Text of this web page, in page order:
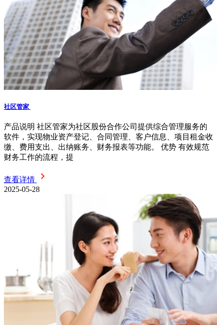
社区管家
产品说明 社区管家为社区股份合作公司提供综合管理服务的
软件，实现物业资产登记、合同管理、客户信息、项目租金收
缴、费用支出、出纳账务、财务报表等功能。 优势 有效规范
财务工作的流程，提
查看详情
2025-05-28